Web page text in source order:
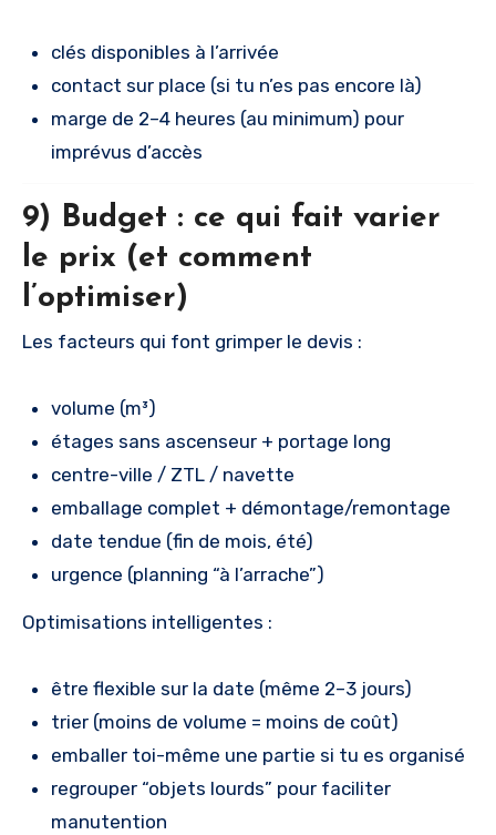
clés disponibles à l’arrivée
contact sur place (si tu n’es pas encore là)
marge de 2–4 heures (au minimum) pour
imprévus d’accès
9) Budget : ce qui fait varier
le prix (et comment
l’optimiser)
Les facteurs qui font grimper le devis :
volume (m³)
étages sans ascenseur + portage long
centre-ville / ZTL / navette
emballage complet + démontage/remontage
date tendue (fin de mois, été)
urgence (planning “à l’arrache”)
Optimisations intelligentes :
être flexible sur la date (même 2–3 jours)
trier (moins de volume = moins de coût)
emballer toi-même une partie si tu es organisé
regrouper “objets lourds” pour faciliter
manutention